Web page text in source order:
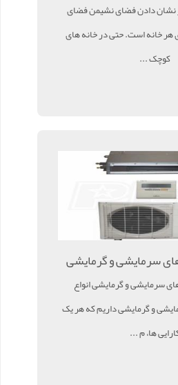
نشان دادن فضای نشیمن فضای
خانه است. حتی در خانه های
کوچک ...
سرمایشی و گرمایشی
سرمایشی و گرمایشی انواع
و گرمایشی داریم که هر یک
ها، م ...